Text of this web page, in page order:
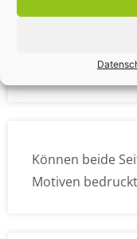
erstellt werden?
Können beide
Motiven